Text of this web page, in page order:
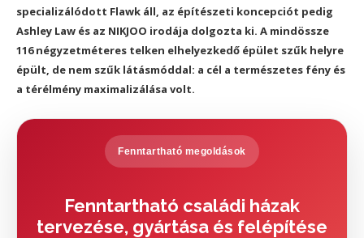
specializálódott Flawk áll, az építészeti koncepciót pedig
Ashley Law és az NIKJOO irodája dolgozta ki. A mindössze
116 négyzetméteres telken elhelyezkedő épület szűk helyre
épült, de nem szűk látásmóddal: a cél a természetes fény és
a térélmény maximalizálása volt.
Fenntartható megoldások
Fenntartható családi házak
tervezése, gyártása és felépítése